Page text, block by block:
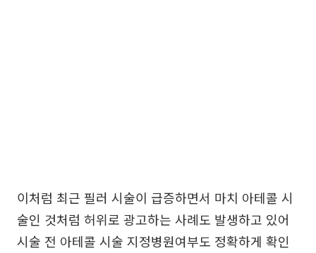
이처럼 최근 필러 시술이 급증하면서 마치 아테콜 시
술인 것처럼 허위로 광고하는 사례도 발생하고 있어
시술 전 아테콜 시술 지정병원여부도 정확하게 확인